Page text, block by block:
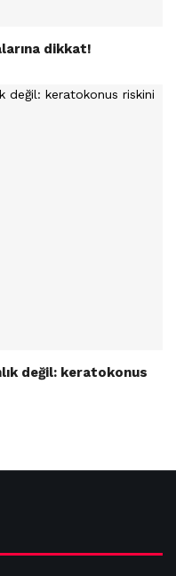
dikkat!
değil: keratokonus